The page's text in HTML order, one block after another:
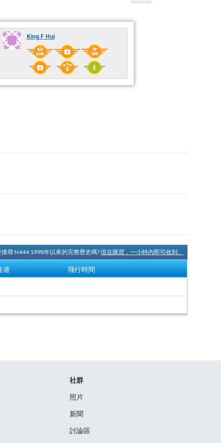
King F Hui
搜尋 N444 1998年以來的完整歷史嗎?現在購買，一小時內即可收到。
港 飛行時間
社群
照片
新聞
討論區